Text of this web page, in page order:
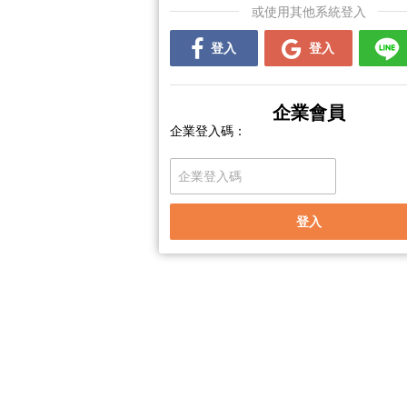
或使用其他系統登入
登入 登入
企業會員
企業登入碼：